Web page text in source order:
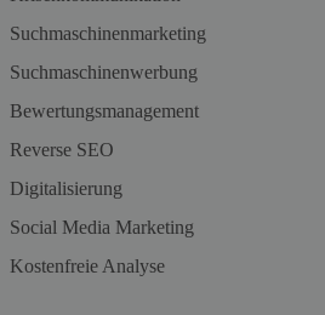
Suchmaschinenmarketing
Suchmaschinenwerbung
Bewertungsmanagement
Reverse SEO
Digitalisierung
Social Media Marketing
Kostenfreie Analyse